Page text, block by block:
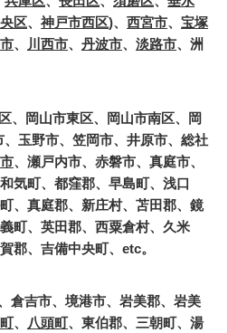
区、 神戸市西区)、 西宮市、 宝塚
、 川西市、 丹波市、 淡路市、洲
、岡山市東区、岡山市南区、岡
玉野市、笠岡市、井原市、総社
、瀬戸内市、赤磐市、真庭市、
気町、都窪郡、早島町、浅口
、真庭郡、新庄村、苫田郡、鏡
町、英田郡、西粟倉村、久米
郡、吉備中央町、etc。
倉吉市、境港市、岩美郡、岩美
、 八頭町、東伯郡、三朝町、湯